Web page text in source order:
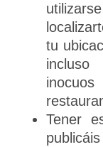
tu
Tener